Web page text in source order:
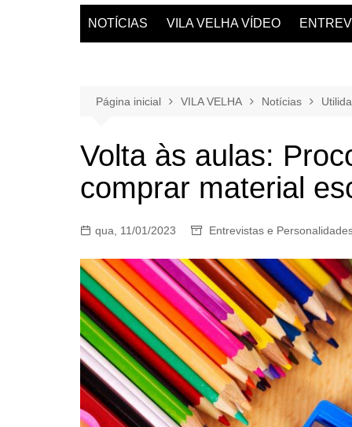
NOTÍCIAS VILA VELHA VÍDEO
Página inicial VILA VELHA Notícias
Volta às aulas:
comprar material
qua, 11/01/2023 Entrevistas e